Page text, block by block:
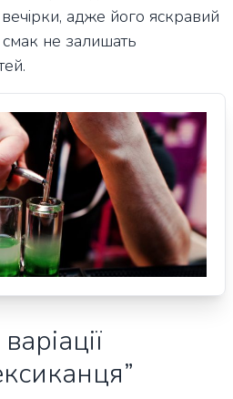
адже його яскравий
смак не залишать